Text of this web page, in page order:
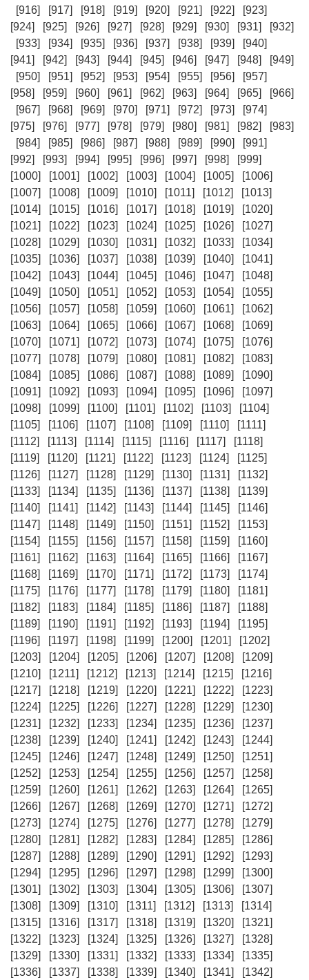
[916] [917] [918] [919] [920] [921] [922]
[923]
[924]
[925] [926] [927] [928] [929] [930] [931]
[932]
[933]
[934] [935] [936] [937] [938] [939]
[940]
[941]
[942] [943] [944] [945] [946] [947] [948]
[949]
[950]
[951] [952] [953] [954] [955] [956]
[957]
[958]
[959] [960] [961] [962] [963] [964] [965]
[966]
[967]
[968] [969] [970] [971] [972] [973]
[974]
[975]
[976] [977] [978] [979] [980] [981] [982]
[983]
[984]
[985] [986] [987] [988] [989] [990]
[991]
[992]
[993] [994] [995] [996] [997] [998]
[999]
[1000]
[1001] [1002] [1003] [1004] [1005]
[1006]
[1007]
[1008] [1009] [1010] [1011] [1012]
[1013]
[1014]
[1015] [1016] [1017] [1018] [1019]
[1020]
[1021]
[1022] [1023] [1024] [1025] [1026]
[1027]
[1028]
[1029] [1030] [1031] [1032] [1033]
[1034]
[1035]
[1036] [1037] [1038] [1039] [1040]
[1041]
[1042]
[1043] [1044] [1045] [1046] [1047]
[1048]
[1049]
[1050] [1051] [1052] [1053] [1054]
[1055]
[1056]
[1057] [1058] [1059] [1060] [1061]
[1062]
[1063]
[1064] [1065] [1066] [1067] [1068]
[1069]
[1070]
[1071] [1072] [1073] [1074] [1075]
[1076]
[1077]
[1078] [1079] [1080] [1081] [1082]
[1083]
[1084]
[1085] [1086] [1087] [1088] [1089]
[1090]
[1091]
[1092] [1093] [1094] [1095] [1096]
[1097]
[1098]
[1099] [1100] [1101] [1102] [1103]
[1104]
[1105]
[1106] [1107] [1108] [1109] [1110]
[1111]
[1112]
[1113] [1114] [1115] [1116] [1117]
[1118]
[1119]
[1120] [1121] [1122] [1123] [1124]
[1125]
[1126]
[1127] [1128] [1129] [1130] [1131]
[1132]
[1133]
[1134] [1135] [1136] [1137] [1138]
[1139]
[1140]
[1141] [1142] [1143] [1144] [1145]
[1146]
[1147]
[1148] [1149] [1150] [1151] [1152]
[1153]
[1154]
[1155] [1156] [1157] [1158] [1159]
[1160]
[1161]
[1162] [1163] [1164] [1165] [1166]
[1167]
[1168]
[1169] [1170] [1171] [1172] [1173]
[1174]
[1175]
[1176] [1177] [1178] [1179] [1180]
[1181]
[1182]
[1183] [1184] [1185] [1186] [1187]
[1188]
[1189]
[1190] [1191] [1192] [1193] [1194]
[1195]
[1196]
[1197] [1198] [1199] [1200] [1201]
[1202]
[1203]
[1204] [1205] [1206] [1207] [1208]
[1209]
[1210]
[1211] [1212] [1213] [1214] [1215]
[1216]
[1217]
[1218] [1219] [1220] [1221] [1222]
[1223]
[1224]
[1225] [1226] [1227] [1228] [1229]
[1230]
[1231]
[1232] [1233] [1234] [1235] [1236]
[1237]
[1238]
[1239] [1240] [1241] [1242] [1243]
[1244]
[1245]
[1246] [1247] [1248] [1249] [1250]
[1251]
[1252]
[1253] [1254] [1255] [1256] [1257]
[1258]
[1259]
[1260] [1261] [1262] [1263] [1264]
[1265]
[1266]
[1267] [1268] [1269] [1270] [1271]
[1272]
[1273]
[1274] [1275] [1276] [1277] [1278]
[1279]
[1280]
[1281] [1282] [1283] [1284] [1285]
[1286]
[1287]
[1288] [1289] [1290] [1291] [1292]
[1293]
[1294]
[1295] [1296] [1297] [1298] [1299]
[1300]
[1301]
[1302] [1303] [1304] [1305] [1306]
[1307]
[1308]
[1309] [1310] [1311] [1312] [1313]
[1314]
[1315]
[1316] [1317] [1318] [1319] [1320]
[1321]
[1322]
[1323] [1324] [1325] [1326] [1327]
[1328]
[1329]
[1330] [1331] [1332] [1333] [1334]
[1335]
[1336]
[1337] [1338] [1339] [1340] [1341]
[1342]